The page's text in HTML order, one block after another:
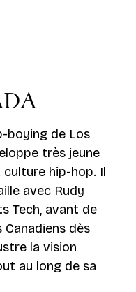
boying de Los
très jeune
culture hip-hop. Il
avec Rudy
Tech, avant de
Canadiens dès
la vision
au long de sa